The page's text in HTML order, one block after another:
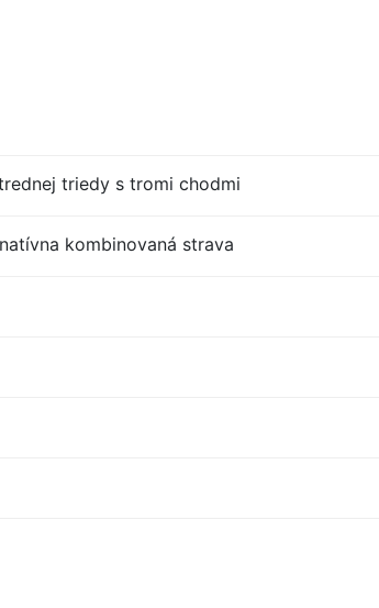
triedy s tromi chodmi
kombinovaná strava